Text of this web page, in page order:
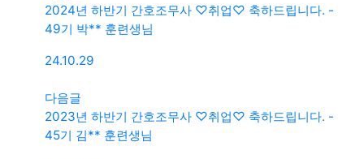
2024년 하반기 간호조무사 ♡취업♡ 축하드립니다. -
49기 박** 훈련생님
24.10.29
다음글
2023년 하반기 간호조무사 ♡취업♡ 축하드립니다. -
45기 김** 훈련생님